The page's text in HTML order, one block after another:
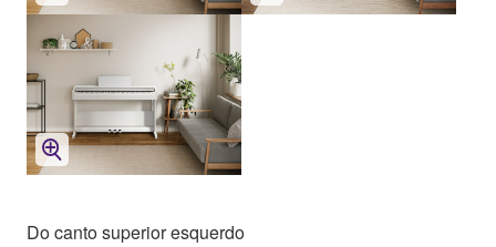
Do canto superior esquerdo